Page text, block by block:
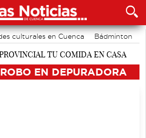
culturales en Cuenca
Bádminton
EN DEPURADORA